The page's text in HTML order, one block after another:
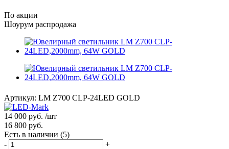
По акции
Шоурум распродажа
Артикул: LM Z700 CLP-24LED GOLD
14 000 руб. /шт
16 800 руб.
Есть в наличии (5)
-
+